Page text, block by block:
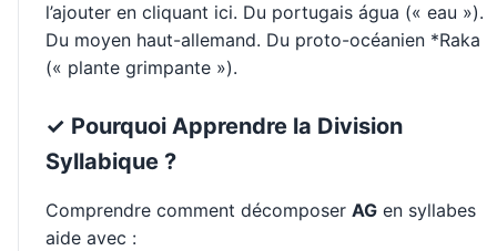
l’ajouter en cliquant ici. Du portugais água (« eau »).
Du moyen haut-allemand. Du proto-océanien *Raka
(« plante grimpante »).
✓ Pourquoi Apprendre la Division
Syllabique ?
Comprendre comment décomposer AG en syllabes
aide avec :